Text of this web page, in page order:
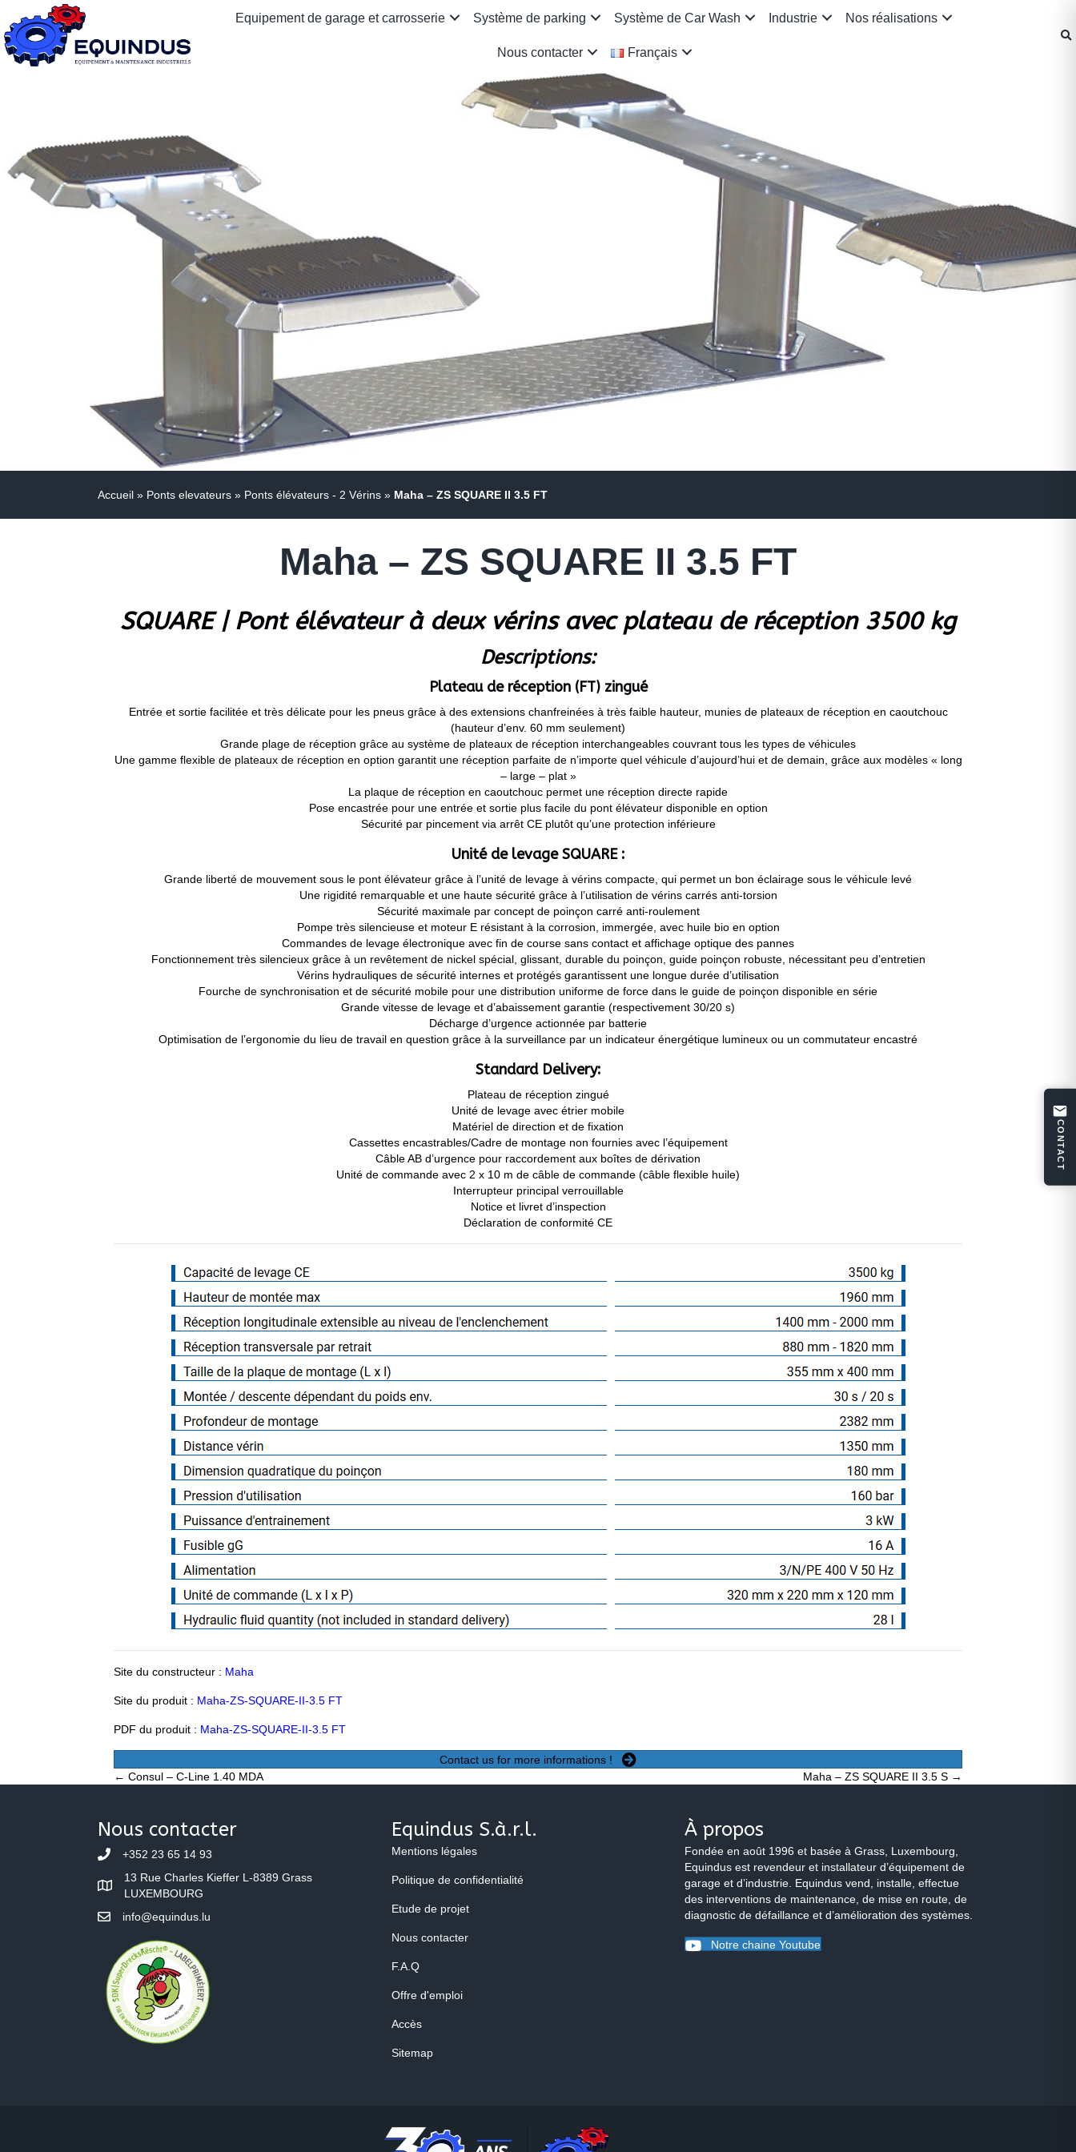
Equipement de garage et carrosserie Système de parking Système de Car Wash Industrie Nos réalisations
Nous contacter Français
Accueil » Ponts elevateurs » Ponts élévateurs - 2 Vérins » Maha – ZS SQUARE II 3.5 FT
Maha – ZS SQUARE II 3.5 FT
SQUARE | Pont élévateur à deux vérins avec plateau de réception 3500 kg
Descriptions:
Plateau de réception (FT) zingué
Entrée et sortie facilitée et très délicate pour les pneus grâce à des extensions chanfreinées à très faible hauteur, munies de plateaux de réception en caoutchouc
(hauteur d’env. 60 mm seulement)
Grande plage de réception grâce au système de plateaux de réception interchangeables couvrant tous les types de véhicules
Une gamme flexible de plateaux de réception en option garantit une réception parfaite de n’importe quel véhicule d’aujourd’hui et de demain, grâce aux modèles « long
– large – plat »
La plaque de réception en caoutchouc permet une réception directe rapide
Pose encastrée pour une entrée et sortie plus facile du pont élévateur disponible en option
Sécurité par pincement via arrêt CE plutôt qu’une protection inférieure
Unité de levage SQUARE :
Grande liberté de mouvement sous le pont élévateur grâce à l’unité de levage à vérins compacte, qui permet un bon éclairage sous le véhicule levé
Une rigidité remarquable et une haute sécurité grâce à l’utilisation de vérins carrés anti-torsion
Sécurité maximale par concept de poinçon carré anti-roulement
Pompe très silencieuse et moteur E résistant à la corrosion, immergée, avec huile bio en option
Commandes de levage électronique avec fin de course sans contact et affichage optique des pannes
Fonctionnement très silencieux grâce à un revêtement de nickel spécial, glissant, durable du poinçon, guide poinçon robuste, nécessitant peu d’entretien
Vérins hydrauliques de sécurité internes et protégés garantissent une longue durée d’utilisation
Fourche de synchronisation et de sécurité mobile pour une distribution uniforme de force dans le guide de poinçon disponible en série
Grande vitesse de levage et d’abaissement garantie (respectivement 30/20 s)
Décharge d’urgence actionnée par batterie
Optimisation de l’ergonomie du lieu de travail en question grâce à la surveillance par un indicateur énergétique lumineux ou un commutateur encastré
Standard Delivery:
Plateau de réception zingué
Unité de levage avec étrier mobile
Matériel de direction et de fixation
Cassettes encastrables/Cadre de montage non fournies avec l’équipement
Câble AB d’urgence pour raccordement aux boîtes de dérivation
Unité de commande avec 2 x 10 m de câble de commande (câble flexible huile)
Interrupteur principal verrouillable
Notice et livret d’inspection
Déclaration de conformité CE
Site du constructeur : Maha
Site du produit : Maha-ZS-SQUARE-II-3.5 FT
PDF du produit : Maha-ZS-SQUARE-II-3.5 FT
Contact us for more informations !
Posts
navigation
← Consul – C-Line 1.40 MDA Maha – ZS SQUARE II 3.5 S →
Nous contacter
+352 23 65 14 93
13 Rue Charles Kieffer L-8389 Grass
LUXEMBOURG
info@equindus.lu
Equindus S.à.r.l.
Mentions légales
Politique de confidentialité
Etude de projet
Nous contacter
F.A.Q
Offre d'emploi
Accès
Sitemap
À propos
Fondée en août 1996 et basée à Grass, Luxembourg,
Equindus est revendeur et installateur d’équipement de
garage et d’industrie. Equindus vend, installe, effectue
des interventions de maintenance, de mise en route, de
diagnostic de défaillance et d’amélioration des systèmes.
Notre chaine Youtube
CONTACT